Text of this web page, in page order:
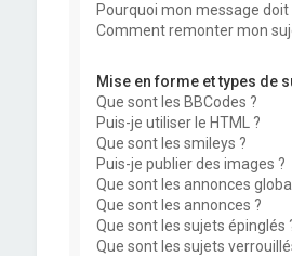
Pourquoi mon message doit
Comment remonter mon
Mise en forme et types de
Que sont les BBCodes ?
Puis-je utiliser le HTML ?
Que sont les smileys ?
Puis-je publier des images ?
Que sont les annonces
Que sont les annonces ?
Que sont les sujets épinglés
Que sont les sujets